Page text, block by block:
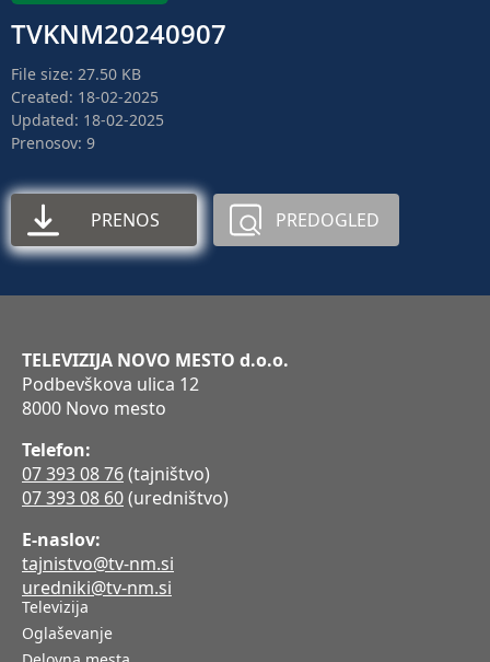
TVKNM20240907
File size: 27.50 KB
Created: 18-02-2025
Updated: 18-02-2025
Prenosov: 9
PRENOS PREDOGLED
TELEVIZIJA NOVO MESTO d.o.o.
Podbevškova ulica 12
8000 Novo mesto
Telefon:
07 393 08 76(tajništvo)
07 393 08 60(uredništvo)
E-naslov:
tajnistvo@tv-nm.si
uredniki@tv-nm.si
Televizija
Oglaševanje